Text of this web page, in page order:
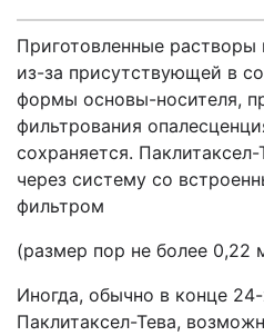
Приготовленные растворы
из-за присутствующей в
формы основы-носителя,
фильтрования
сохраняется.
через систему со
фильтром
(размер пор не более 0,22
Иногда, обычно в конце
Паклитаксел-Тева,